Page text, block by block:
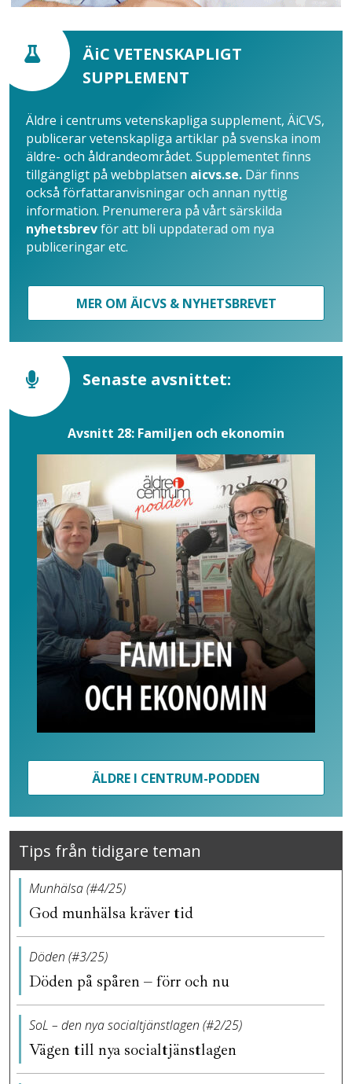
ÄiC VETENSKAPLIGT
SUPPLEMENT
Äldre i centrums vetenskapliga supplement, ÄiCVS,
publicerar vetenskapliga artiklar på svenska inom
äldre- och åldrandeområdet. Supplementet finns
tillgängligt på webbplatsen aicvs.se. Där finns
också författaranvisningar och annan nyttig
information. Prenumerera på vårt särskilda
nyhetsbrevför att bli uppdaterad om nya
publiceringar etc.
MER OM ÄICVS & NYHETSBREVET
Senaste avsnittet:
Avsnitt 28: Familjen och ekonomin
ÄLDRE I CENTRUM-PODDEN
Tips från tidigare teman
Munhälsa (#4/25)
God munhälsa kräver tid
Döden (#3/25)
Döden på spåren – förr och nu
SoL – den nya socialtjänstlagen (#2/25)
Vägen till nya socialtjänstlagen